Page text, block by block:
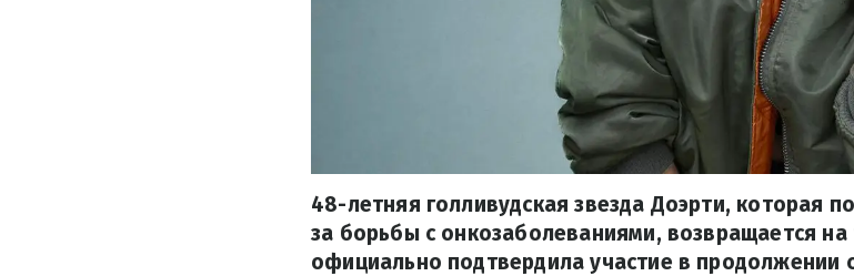
48-летняя голливудская звезда Доэрти, которая
за борьбы с онкозаболеваниями, возвращается на
официально подтвердила участие в продолжении